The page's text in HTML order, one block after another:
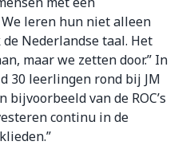
leren hun niet alleen
Nederlandse taal. Het
maar we zetten door.” In
30 leerlingen rond bij JM
bijvoorbeeld van de ROC’s
continu in de